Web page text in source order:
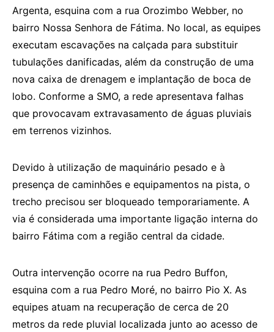
Argenta, esquina com a rua Orozimbo Webber, no
bairro Nossa Senhora de Fátima. No local, as equipes
executam escavações na calçada para substituir
tubulações danificadas, além da construção de uma
nova caixa de drenagem e implantação de boca de
lobo. Conforme a SMO, a rede apresentava falhas
que provocavam extravasamento de águas pluviais
em terrenos vizinhos.
Devido à utilização de maquinário pesado e à
presença de caminhões e equipamentos na pista, o
trecho precisou ser bloqueado temporariamente. A
via é considerada uma importante ligação interna do
bairro Fátima com a região central da cidade.
Outra intervenção ocorre na rua Pedro Buffon,
esquina com a rua Pedro Moré, no bairro Pio X. As
equipes atuam na recuperação de cerca de 20
metros da rede pluvial localizada junto ao acesso de